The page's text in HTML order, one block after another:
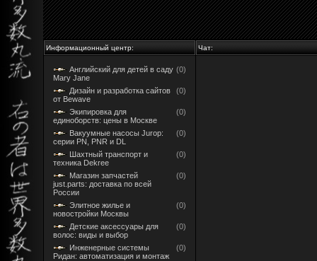
Информационный центр: Чат:
Английский для детей в саду
Mary Jane
(0)
Дизайн и разработка сайтов
от Bewave
(0)
Экипировка для
единоборств: цены в Москве
(0)
Вакуумные насосы Jurop:
серии PN, PNR и DL
(0)
Шахтный транспорт и
техника Dekree
(0)
Магазин запчастей
just.parts: доставка по всей
России
(0)
Элитное жилье и
новостройки Москвы
(0)
Детские аксессуары для
волос: виды и выбор
(0)
Инженерные системы
Ридан: автоматизация и монтаж
(0)